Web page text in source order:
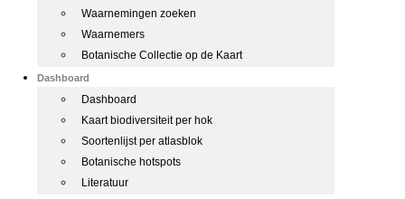
Waarnemingen zoeken
Waarnemers
Botanische Collectie op de Kaart
Dashboard
Dashboard
Kaart biodiversiteit per hok
Soortenlijst per atlasblok
Botanische hotspots
Literatuur